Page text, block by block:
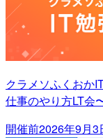
クラメソふくおか
仕事のやり方LT会
開催前2026年9月3